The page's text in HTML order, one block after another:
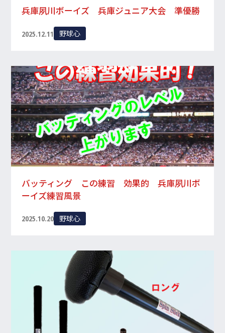
兵庫夙川ボーイズ 兵庫ジュニア大会 準優勝
2025.12.11 野球心
バッティング この練習 効果的 兵庫夙川ボ
ーイズ練習風景
2025.10.20 野球心